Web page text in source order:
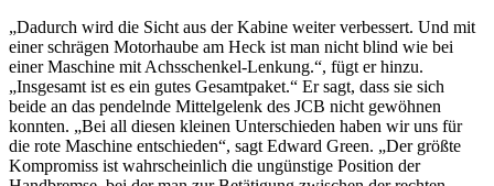
„Dadurch wird die Sicht aus der Kabine weiter verbessert. Und mit
einer schrägen Motorhaube am Heck ist man nicht blind wie bei
einer Maschine mit Achsschenkel-Lenkung.“, fügt er hinzu.
„Insgesamt ist es ein gutes Gesamtpaket.“ Er sagt, dass sie sich
beide an das pendelnde Mittelgelenk des JCB nicht gewöhnen
konnten. „Bei all diesen kleinen Unterschieden haben wir uns für
die rote Maschine entschieden“, sagt Edward Green. „Der größte
Kompromiss ist wahrscheinlich die ungünstige Position der